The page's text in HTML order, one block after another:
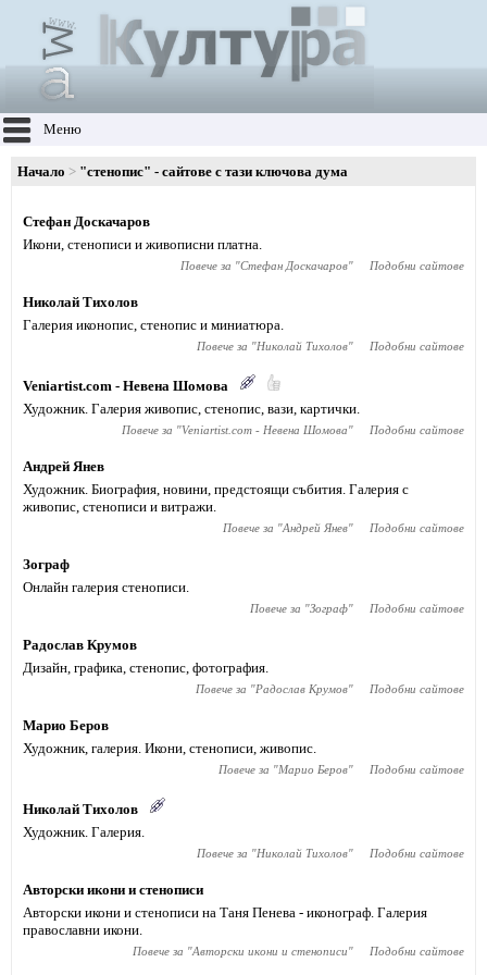
Меню
Начало "стенопис" - сайтове с тази ключова дума
Стефан Доскачаров
Икони, стенописи и живописни платна.
Повече за "Стефан Доскачаров" Подобни сайтове
Николай Тихолов
Галерия иконопис, стенопис и миниатюра.
Повече за "Николай Тихолов" Подобни сайтове
Veniartist.com - Невена Шомова
Художник. Галерия живопис, стенопис, вази, картички.
Повече за "Veniartist.com - Невена Шомова" Подобни сайтове
Андрей Янев
Художник. Биография, новини, предстоящи събития. Галерия с
живопис, стенописи и витражи.
Повече за "Андрей Янев" Подобни сайтове
Зограф
Онлайн галерия стенописи.
Повече за "Зограф" Подобни сайтове
Радослав Крумов
Дизайн, графика, стенопис, фотография.
Повече за "Радослав Крумов" Подобни сайтове
Марио Беров
Художник, галерия. Икони, стенописи, живопис.
Повече за "Марио Беров" Подобни сайтове
Николай Тихолов
Художник. Галерия.
Повече за "Николай Тихолов" Подобни сайтове
Авторски икони и стенописи
Авторски икони и стенописи на Таня Пенева - иконограф. Галерия
православни икони.
Повече за "Авторски икони и стенописи" Подобни сайтове